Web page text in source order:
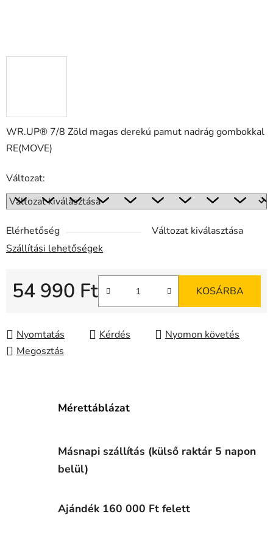
WR.UP® 7/8 Zöld magas derekú pamut nadrág gombokkal
RE(MOVE)
Változat:
Elérhetőség
Változat kiválasztása
Szállítási lehetőségek
54 990 Ft KOSÁRBA
Nyomtatás Kérdés
Nyomon követés
Megosztás
Mérettáblázat
Másnapi szállítás (külső raktár 5 napon
belül)
Ajándék 160 000 Ft felett